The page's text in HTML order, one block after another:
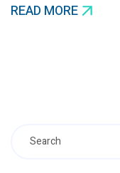
READ MORE